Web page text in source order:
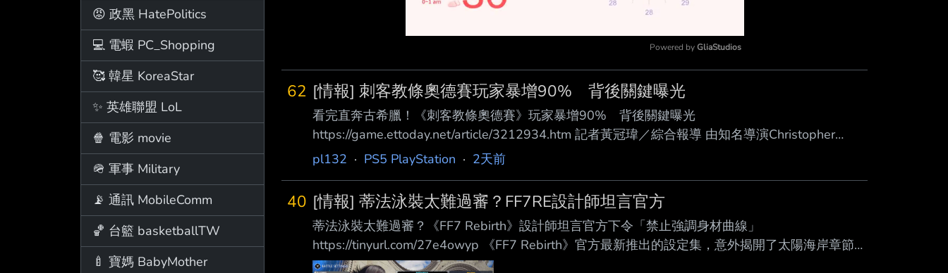
😡 政黑 HatePolitics
💻 電蝦 PC_Shopping
🥰 韓星 KoreaStar
✨ 英雄聯盟 LoL
🍿 電影 movie
🪖 軍事 Military
📡 通訊 MobileComm
🏀 台籃 basketballTW
🍼 寶媽 BabyMother
Mute
Powered by GliaStudios
62 [情報] 刺客教條奧德賽玩家暴增90% 背後關鍵曝光
看完直奔古希臘！《刺客教條奧德賽》玩家暴增90% 背後關鍵曝光
https://game.ettoday.net/article/3212934.htm 記者黃冠瑋／綜合報導 由知名導演Christopher
Nolan執導的史詩新片《奧德賽》自上映以來口碑好評如潮，不 僅掀起全球對古希臘文化的熱烈討
《刺客教條：奧德賽》（Assassin's Creed Odyssey），讓這款上市8年的老作品遊玩人數再度暴
增。 根
pl132 · PS5 PlayStation · 2天前
40 [情報] 蒂法泳裝太難過審？FF7RE設計師坦言官方
蒂法泳裝太難過審？《FF7 Rebirth》設計師坦言官方下令「禁止強調身材曲線」
https://tinyurl.com/27e4owyp 《FF7 Rebirth》官方最新推出的設定集，意外揭開了太陽海岸章節中
角色的泳裝設計內 幕。角色設計師 Roberto Ferrari 在設定集中提到，為蒂法設計泳裝時遇到了審核